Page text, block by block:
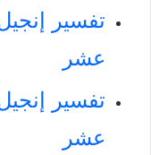
تفسير
عشر
تفسير
عشر